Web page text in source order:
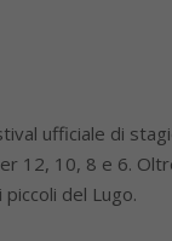
ufficiale di
12, 10, 8 e 6.
del Lugo.